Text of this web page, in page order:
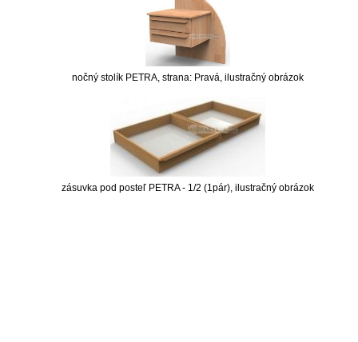
nočný stolík PETRA, strana: Pravá, ilustračný obrázok
zásuvka pod posteľ PETRA - 1/2 (1pár), ilustračný obrázok